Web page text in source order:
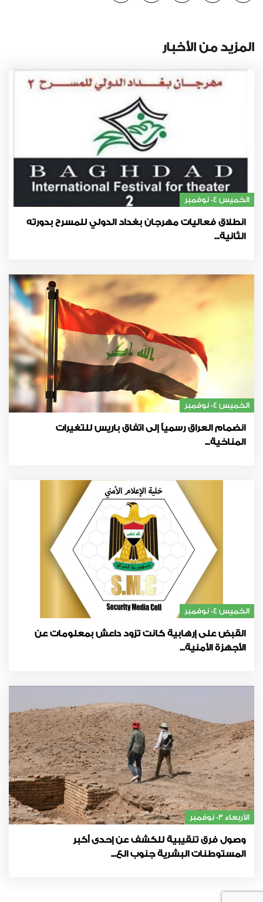
المزيد من الأخبار
الخميس 04 نوفمبر
انطلاق فعاليات مهرجان بغداد الدولي للمسرح بدورته
الثانية...
الخميس 04 نوفمبر
انضمام العراق رسمياً إلى اتفاق باريس للتغيرات
المناخية...
الخميس 04 نوفمبر
القبض على إرهابية كانت تزود داعش بمعلومات عن
الأجهزة الأمنية...
الأربعاء 03 نوفمبر
وصول فرق تنقيبية للكشف عن إحدى أكبر
المستوطنات البشرية جنوب الع...